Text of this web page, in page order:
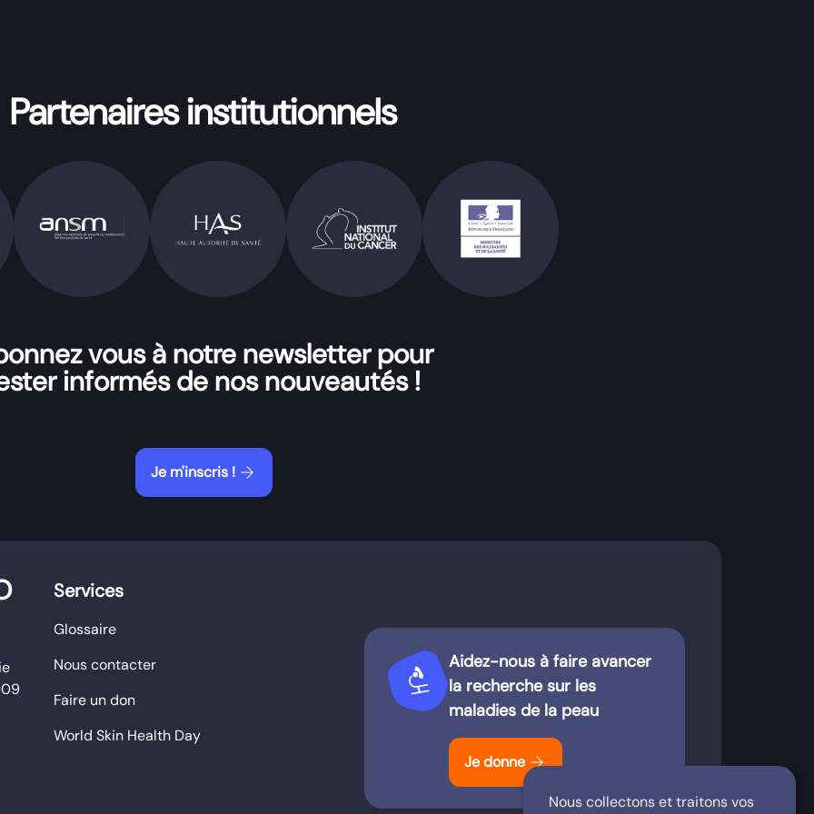
Nous collectons et traitons vos
Partenaires institutionnels
vous à notre newsletter pour
informés de nos nouveautés !
Je m'inscris ! arrow_forward
Services
Glossaire
Nous contacter
Faire un don
World Skin Health Day
biotech Aidez-nous à faire avancer
la recherche sur les
maladies de la peau
Je donne arrow_forward